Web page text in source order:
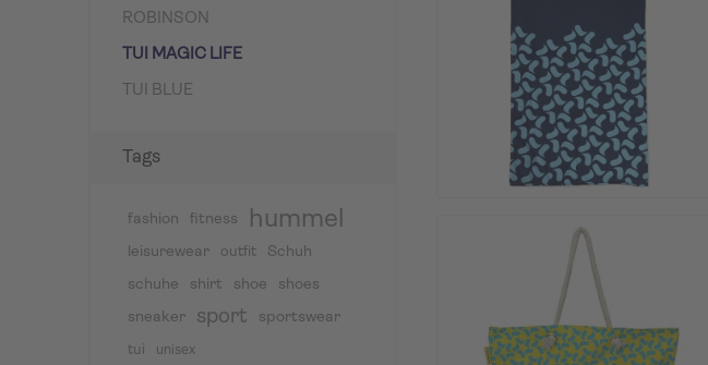
ROBINSON
TUI MAGIC LIFE
TUI BLUE
Tags
fashion fitness hummel
leisurewear outfit
Schuh
schuhe
shirt shoe
shoes
sneaker
sport sportswear
tui unisex